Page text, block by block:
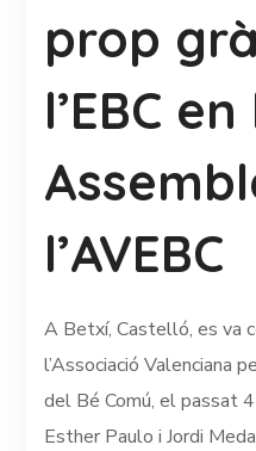
prop
l’EBC
l’AVEBC
A Betxí, Castelló, es va
l’Associació Valenciana
del Bé Comú, el passat
Esther Paulo i Jordi